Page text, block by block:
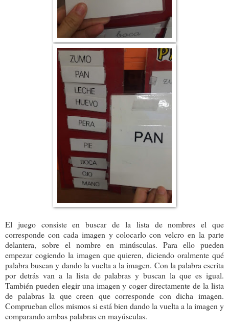
El juego consiste en buscar de la lista de nombres el que
corresponde con cada imagen y colocarlo con velcro en la parte
delantera, sobre el nombre en minúsculas. Para ello pueden
empezar cogiendo la imagen que quieren, diciendo oralmente qué
palabra buscan y dando la vuelta a la imagen. Con la palabra escrita
por detrás van a la lista de palabras y buscan la que es igual.
También pueden elegir una imagen y coger directamente de la lista
de palabras la que creen que corresponde con dicha imagen.
Comprueban ellos mismos si está bien dando la vuelta a la imagen y
comparando ambas palabras en mayúsculas.